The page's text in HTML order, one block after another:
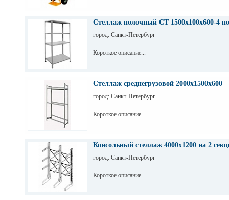
Стеллаж полочный СТ 1500х100х600-4
город: Санкт-Петербург
Короткое описание...
Стеллаж среднегрузовой 2000х1500х600
город: Санкт-Петербург
Короткое описание...
Консольный стеллаж 4000х1200 на 2
город: Санкт-Петербург
Короткое описание...